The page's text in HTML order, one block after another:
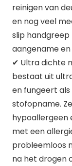
reinigen van
en nog veel
slip
aangename
✔ Ultra dichte
bestaat uit
en fungeert
stofopname.
hypoallergeen
met een
probleemloos
na het drogen